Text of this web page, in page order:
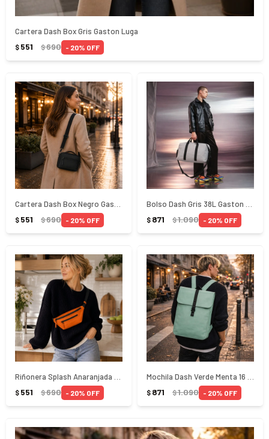
Cartera Dash Box Gris Gaston Luga
$ 551 $690 20
$ 551 $690 20 $ 871 $1.090 20
$ 551 $690 20 $ 871 $1.090 20